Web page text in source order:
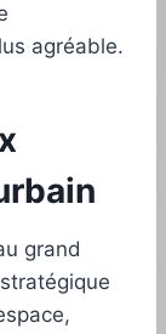
agréable.
grand